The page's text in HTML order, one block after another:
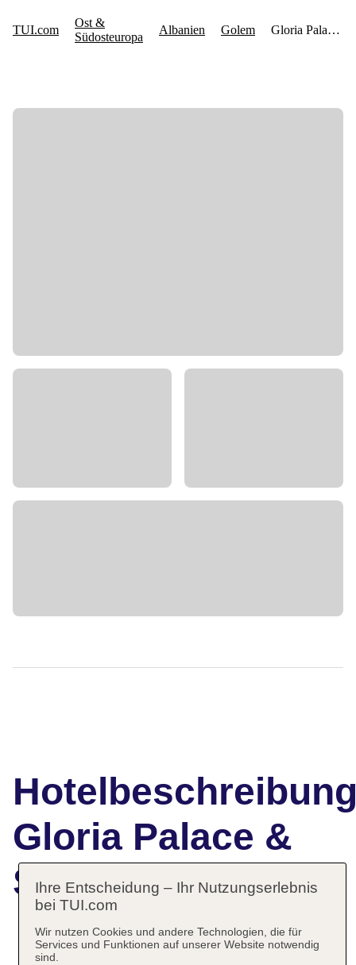
Gloria Palace &
Spa
Das bietet Ihre Unterkunft
Ihre Entscheidung – Ihr Nutzungserlebnis
bei TUI.com
Wir nutzen Cookies und andere Technologien, die für
Services und Funktionen auf unserer Website notwendig
sind.